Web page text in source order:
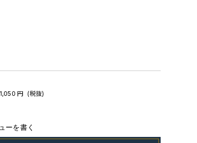
1,050 円 (税抜)
ーを書く